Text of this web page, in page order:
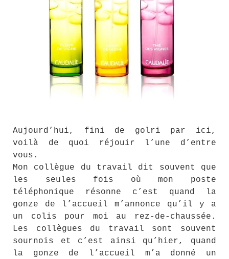
Aujourd’hui, fini de golri par ici,
voilà de quoi réjouir l’une d’entre
vous.
Mon collègue du travail dit souvent que
les seules fois où mon poste
téléphonique résonne c’est quand la
gonze de l’accueil m’annonce qu’il y a
un colis pour moi au rez-de-chaussée.
Les collègues du travail sont souvent
sournois et c’est ainsi qu’hier, quand
la gonze de l’accueil m’a donné un